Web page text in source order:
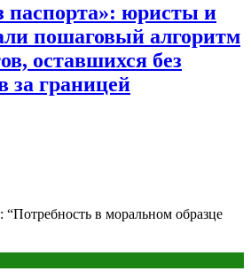
паспорта»: юристы и
пошаговый алгоритм
оставшихся без
за границей
в моральном образце